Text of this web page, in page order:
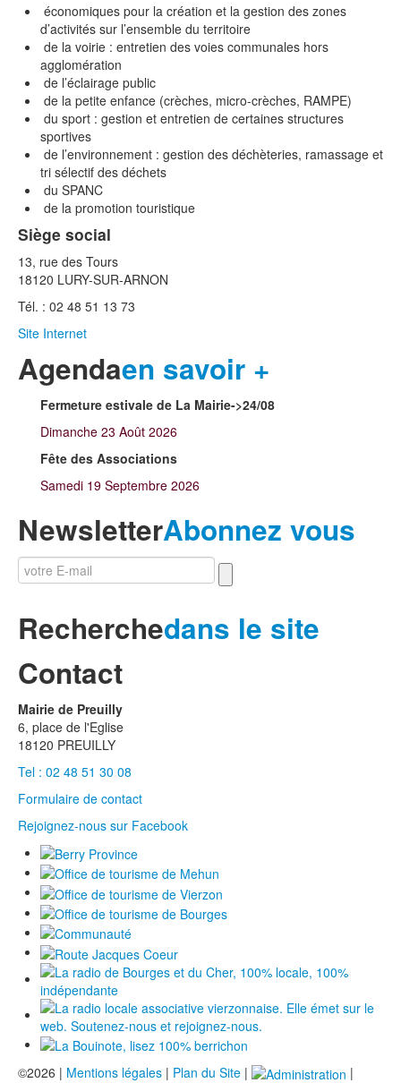
économiques pour la création et la gestion des zones
d’activités sur l’ensemble du territoire
de la voirie : entretien des voies communales hors
agglomération
de l’éclairage public
de la petite enfance (crèches, micro-crèches, RAMPE)
du sport : gestion et entretien de certaines structures
sportives
de l’environnement : gestion des déchèteries, ramassage et
tri sélectif des déchets
du SPANC
de la promotion touristique
Siège social
13, rue des Tours
18120 LURY-SUR-ARNON
Tél. : 02 48 51 13 73
Site Internet
Agendaen savoir +
Fermeture estivale de La Mairie->24/08
Dimanche 23 Août 2026
Fête des Associations
Samedi 19 Septembre 2026
NewsletterAbonnez vous
Recherchedans le site
Contact
Mairie de Preuilly
6, place de l'Eglise
18120 PREUILLY
Tel : 02 48 51 30 08
Formulaire de contact
Rejoignez-nous sur Facebook
©2026 | Mentions légales | Plan du Site | |